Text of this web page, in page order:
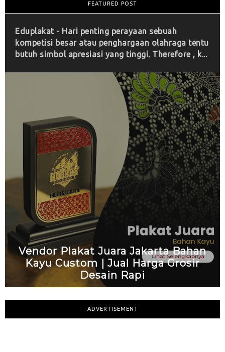
FEATURED POST
Vendor Plakat Juara Jakarta Bahan
Kayu Custom | Jual Harga Grosir
Desain Rapi
Eduplakat - Hari penting perayaan sebuah
kompetisi besar atau penghargaan olahraga tentu
butuh simbol apresiasi yang tinggi. Therefore , k...
ADVERTISEMENT